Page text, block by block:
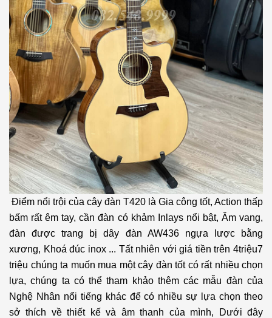
Điểm nổi trội của cây đàn T420 là Gia công tốt, Action thấp
bấm rất êm tay, cần đàn có khảm Inlays nổi bật, Âm vang,
đàn được trang bị dây đàn AW436 ngựa lược bằng
xương, Khoá đúc inox ... Tất nhiên với giá tiền trên 4triệu7
triệu chúng ta muốn mua một cây đàn tốt có rất nhiều chọn
lựa, chúng ta có thể tham khảo thêm các mẫu đàn của
Nghệ Nhân nổi tiếng khác để có nhiều sự lựa chọn theo
sở thích về thiết kế và âm thanh của mình, Dưới đây